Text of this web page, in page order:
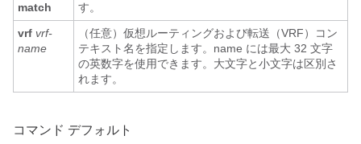
match
す。
vrf vrf-
name
（任意）仮想ルーティングおよび転送（VRF）コン
テキスト名を指定します。name には最大 32 文字
の英数字を使用できます。大文字と小文字は区別さ
れます。
コマンド デフォルト